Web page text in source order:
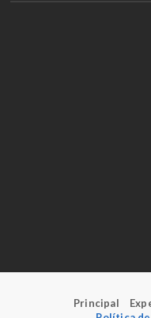
Principal